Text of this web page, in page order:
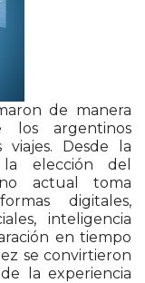
de manera
argentinos
Desde la
elección del
actual toma
digitales,
inteligencia
en tiempo
se convirtieron
la experiencia